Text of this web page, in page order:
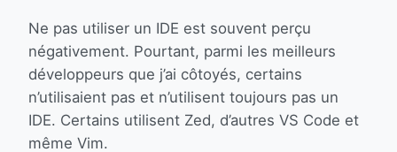
Ne pas utiliser un IDE est souvent perçu
négativement. Pourtant, parmi les meilleurs
développeurs que j’ai côtoyés, certains
n’utilisaient pas et n’utilisent toujours pas un
IDE. Certains utilisent Zed, d’autres VS Code et
même Vim.